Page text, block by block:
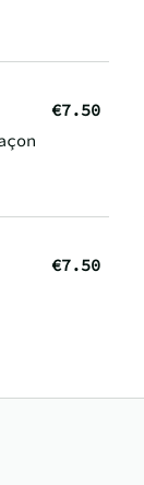
€7.50
€7.50